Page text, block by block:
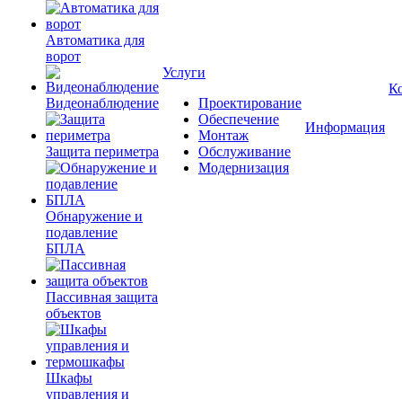
Автоматика для
ворот
Видеонаблюдение
Защита периметра
Обнаружение и
подавление
БПЛА
Пассивная защита
объектов
Шкафы
управления и
Услуги
Проектирование
Обеспечение
Монтаж
Обслуживание
Модернизация
Информация